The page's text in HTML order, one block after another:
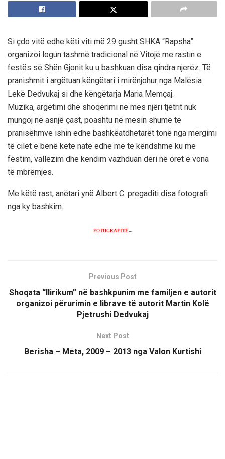
Si çdo vitë edhe këti viti më 29 gusht SHKA “Rapsha”
organizoi logun tashmë tradicional në Vitojë me rastin e
festës së Shën Gjonit ku u bashkuan disa qindra njerëz. Të
pranishmit i argëtuan këngëtari i mirënjohur nga Malësia
Lekë Dedvukaj si dhe këngëtarja Maria Memçaj.
Muzika, argëtimi dhe shoqërimi në mes njëri tjetrit nuk
mungoj në asnjë çast, poashtu në mesin shumë të
pranisëhmve ishin edhe bashkëatdhetarët tonë nga mërgimi
të cilët e bënë këtë natë edhe më të këndshme ku me
festim, vallezim dhe këndim vazhduan deri në orët e vona
të mbrëmjes.
Me këtë rast, anëtari ynë Albert C. pregaditi disa fotografi
nga ky bashkim.
FOTOGRAFITË –
Previous Post
Shoqata “Ilirikum” në bashkpunim me familjen e autorit
organizoi përurimin e librave të autorit Martin Kolë
Pjetrushi Dedvukaj
Next Post
Berisha – Meta, 2009 – 2013 nga Valon Kurtishi